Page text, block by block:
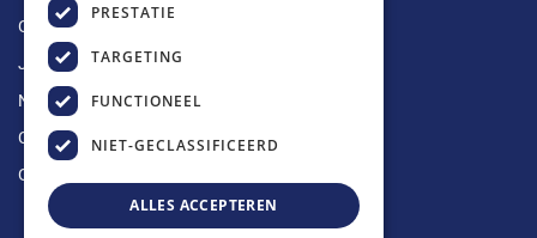
Over ons
Jobs
Nieuws
Contact
Offerte aanvragen
PRESTATIE
TARGETING
FUNCTIONEEL
NIET-GECLASSIFICEERD
ALLES ACCEPTEREN